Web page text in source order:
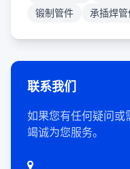
锻制管件
承插焊管
联系我们
如果您有任何疑问或
竭诚为您服务。